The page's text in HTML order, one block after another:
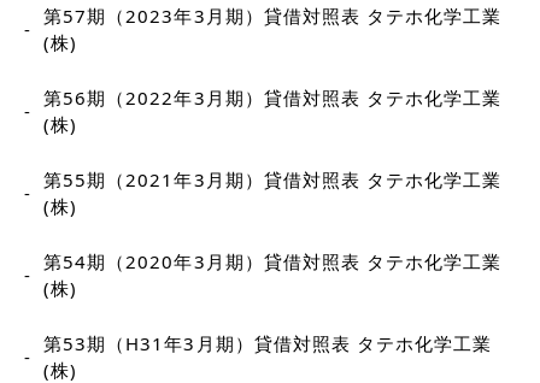
第57期（2023年3月期）貸借対照表 タテホ化学工業
(株)
第56期（2022年3月期）貸借対照表 タテホ化学工業
(株)
第55期（2021年3月期）貸借対照表 タテホ化学工業
(株)
第54期（2020年3月期）貸借対照表 タテホ化学工業
(株)
第53期（H31年3月期）貸借対照表 タテホ化学工業
(株)